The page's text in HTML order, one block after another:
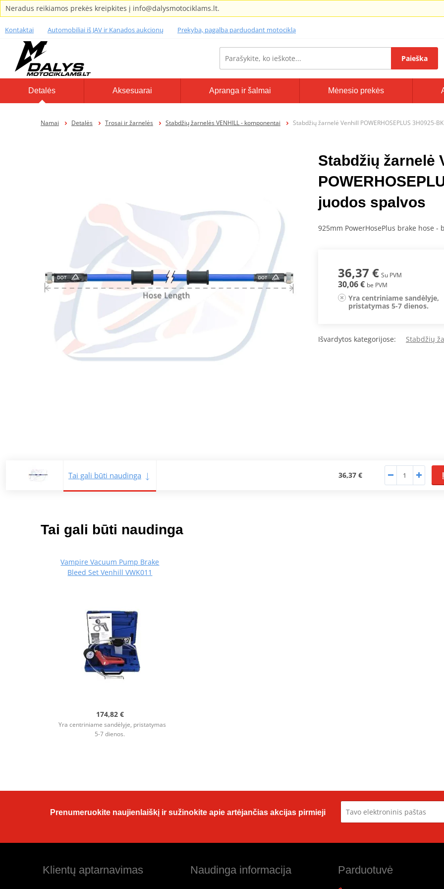
Neradus reikiamos prekės kreipkites į info@dalysmotociklams.lt.
Kontaktai Automobiliai iš JAV ir Kanados aukcionų Prekyba, pagalba parduodant motociklą
Paieška
Detalės Aksesuarai Apranga ir šalmai Mėnesio prekės
Namai Detalės Trosai ir žarnelės Stabdžių žarnelės VENHILL - komponentai Stabdžių žarnelė Venhill POWERHOSEPLUS 3H0925-
Stabdžių žarnelė
juodos spalvos
925mm PowerHosePlus brake hose -
36,37 € Su PVM
30,06 € be PVM
Yra centriniame sandėlyje,
pristatymas 5-7 dienos.
Išvardytos kategorijose: Stabdžių
Tai gali būti naudinga 36,37 €
Tai gali būti naudinga
Vampire Vacuum Pump Brake
Bleed Set Venhill VWK011
174,82 €
Yra centriniame sandėlyje, pristatymas
5-7 dienos.
Prenumeruokite naujienlaiškį ir sužinokite apie artėjančias akcijas pirmieji
Klientų aptarnavimas Naudinga informacija Parduotuvė